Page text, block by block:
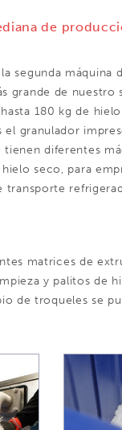
de
segunda máquina
grande de nuestro
180 kg de
el granulador
tienen diferentes
seco, para
transporte
matrices de
y palitos de
de troqueles se